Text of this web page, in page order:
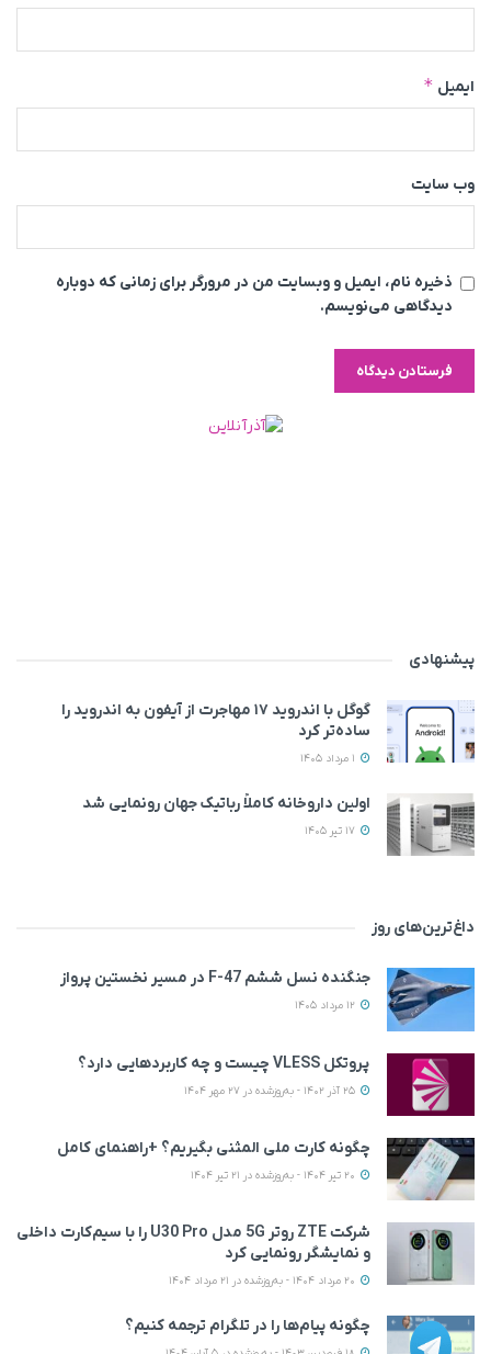
ایمیل *
وب‌ سایت
ذخیره نام، ایمیل و وبسایت من در مرورگر برای زمانی که دوباره
دیدگاهی می‌نویسم.
پیشنهادی
گوگل با اندروید ۱۷ مهاجرت از آیفون به اندروید را
ساده‌تر کرد
اولین داروخانه کاملاً رباتیک جهان رونمایی شد
داغ‌ترین‌های روز
جنگنده نسل ششم F-47 در مسیر نخستین پرواز
پروتکل VLESS چیست و چه کاربردهایی دارد؟
چگونه کارت ملی المثنی بگیریم؟ +راهنمای کامل
شرکت ZTE روتر 5G مدل U30 Pro را با سیم‌کارت داخلی
و نمایشگر رونمایی کرد
چگونه پیام‌ها را در تلگرام ترجمه کنیم؟